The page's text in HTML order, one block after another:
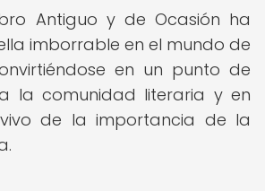
Antiguo y de Ocasión ha
imborrable en el mundo de
en un punto de
la comunidad literaria y en
de la importancia de la